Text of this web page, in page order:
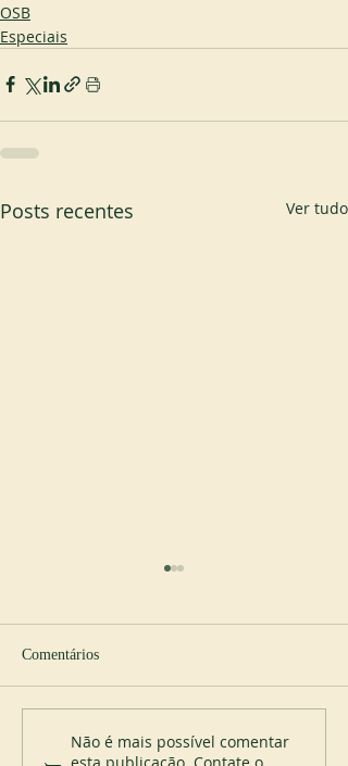
OSB
Especiais
Posts recentes Ver tudo
Profissão perpétua no St
Comentários
Não é mais possível comentar